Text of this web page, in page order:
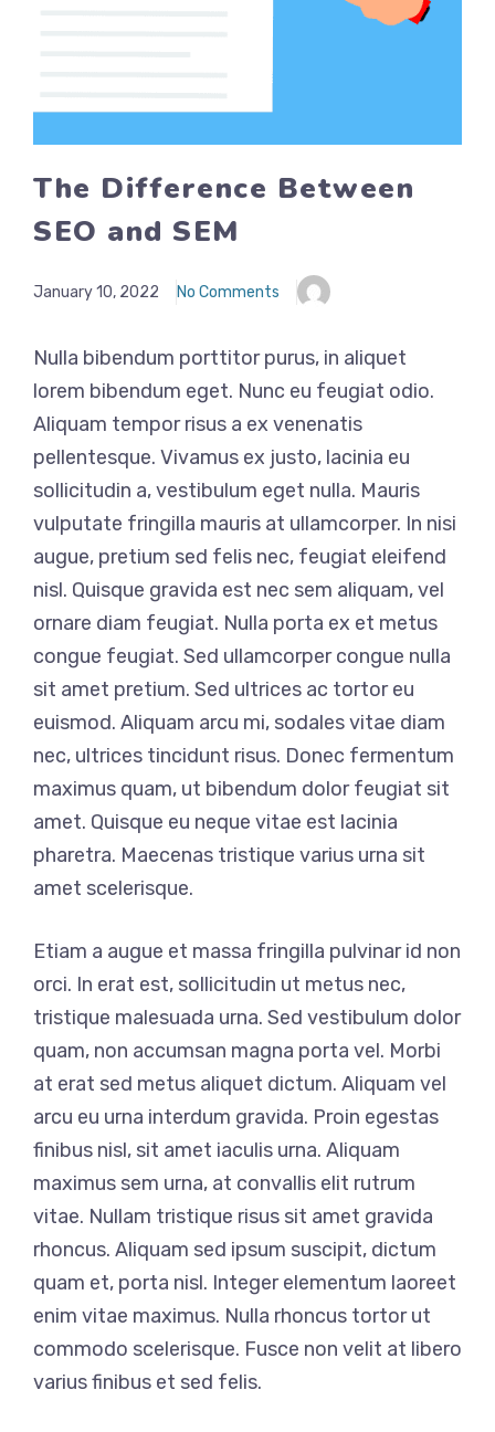
The Difference Between
SEO and SEM
January 10, 2022 No Comments
Nulla bibendum porttitor purus, in aliquet
lorem bibendum eget. Nunc eu feugiat odio.
Aliquam tempor risus a ex venenatis
pellentesque. Vivamus ex justo, lacinia eu
sollicitudin a, vestibulum eget nulla. Mauris
vulputate fringilla mauris at ullamcorper. In nisi
augue, pretium sed felis nec, feugiat eleifend
nisl. Quisque gravida est nec sem aliquam, vel
ornare diam feugiat. Nulla porta ex et metus
congue feugiat. Sed ullamcorper congue nulla
sit amet pretium. Sed ultrices ac tortor eu
euismod. Aliquam arcu mi, sodales vitae diam
nec, ultrices tincidunt risus. Donec fermentum
maximus quam, ut bibendum dolor feugiat sit
amet. Quisque eu neque vitae est lacinia
pharetra. Maecenas tristique varius urna sit
amet scelerisque.
Etiam a augue et massa fringilla pulvinar id non
orci. In erat est, sollicitudin ut metus nec,
tristique malesuada urna. Sed vestibulum dolor
quam, non accumsan magna porta vel. Morbi
at erat sed metus aliquet dictum. Aliquam vel
arcu eu urna interdum gravida. Proin egestas
finibus nisl, sit amet iaculis urna. Aliquam
maximus sem urna, at convallis elit rutrum
vitae. Nullam tristique risus sit amet gravida
rhoncus. Aliquam sed ipsum suscipit, dictum
quam et, porta nisl. Integer elementum laoreet
enim vitae maximus. Nulla rhoncus tortor ut
commodo scelerisque. Fusce non velit at libero
varius finibus et sed felis.